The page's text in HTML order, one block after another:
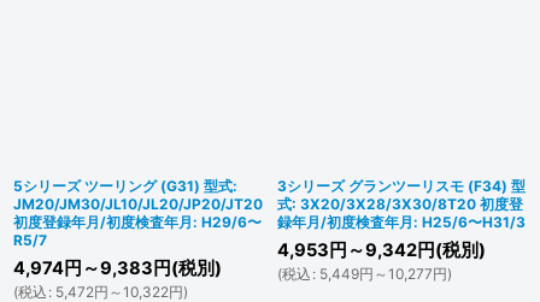
5シリーズ ツーリング (G31) 型式:
JM20/JM30/JL10/JL20/JP20/JT20
初度登録年月/初度検査年月: H29/6〜
R5/7
4,974円 ～9,383 円(税別)
(税込 : 5,472円 ～10,322円)
3シリーズ グランツーリスモ (F34) 型
式: 3X20/3X28/3X30/8T20 初度登
録年月/初度検査年月: H25/6〜H31/3
4,953 円 ～9,342円(税別)
(税込 : 5,449円 ～10,277円)